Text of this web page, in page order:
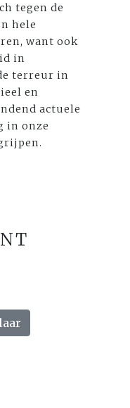
tegen de
hele
want ook
in
terreur in
en
actuele
in onze